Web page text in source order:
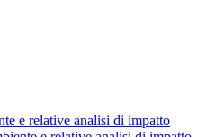
e relative analisi di impatto